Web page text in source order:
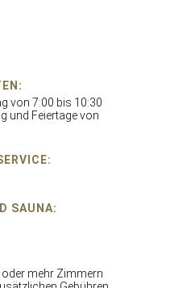
von 7:00 bis 10:30
und Feiertage von
SAUNA:
oder mehr Zimmern